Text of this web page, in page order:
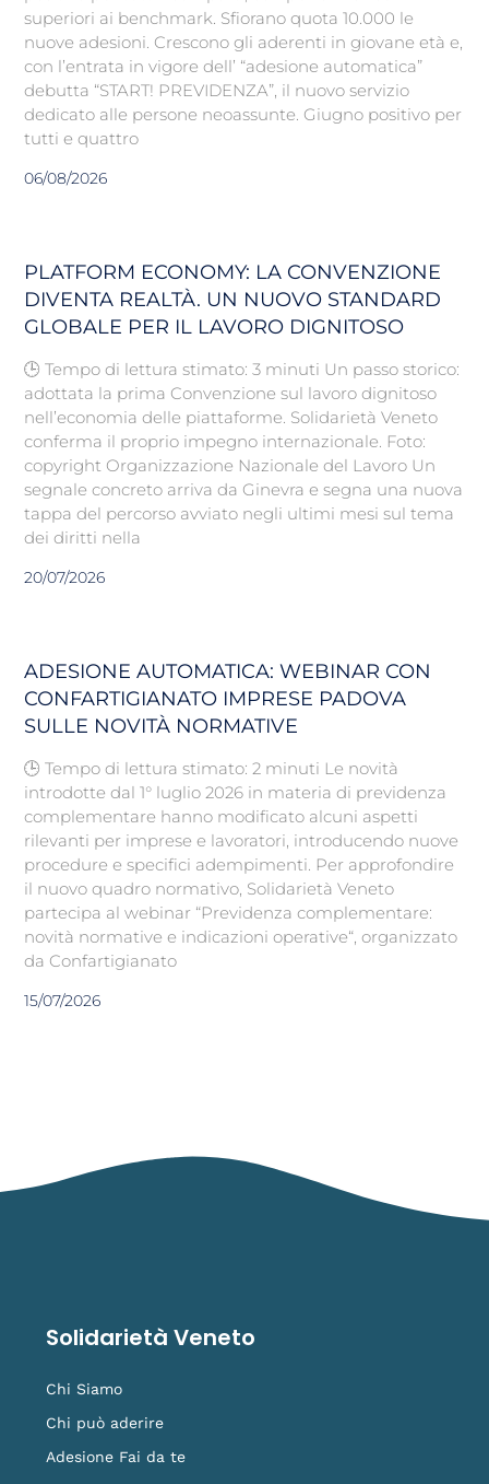
superiori ai benchmark. Sfiorano quota 10.000 le
nuove adesioni. Crescono gli aderenti in giovane età e,
con l’entrata in vigore dell’ “adesione automatica”
debutta “START! PREVIDENZA”, il nuovo servizio
dedicato alle persone neoassunte. Giugno positivo per
tutti e quattro
06/08/2026
PLATFORM ECONOMY: LA CONVENZIONE
DIVENTA REALTÀ. UN NUOVO STANDARD
GLOBALE PER IL LAVORO DIGNITOSO
🕒 Tempo di lettura stimato: 3 minuti Un passo storico:
adottata la prima Convenzione sul lavoro dignitoso
nell’economia delle piattaforme. Solidarietà Veneto
conferma il proprio impegno internazionale. Foto:
copyright Organizzazione Nazionale del Lavoro Un
segnale concreto arriva da Ginevra e segna una nuova
tappa del percorso avviato negli ultimi mesi sul tema
dei diritti nella
20/07/2026
ADESIONE AUTOMATICA: WEBINAR CON
CONFARTIGIANATO IMPRESE PADOVA
SULLE NOVITÀ NORMATIVE
🕒 Tempo di lettura stimato: 2 minuti Le novità
introdotte dal 1° luglio 2026 in materia di previdenza
complementare hanno modificato alcuni aspetti
rilevanti per imprese e lavoratori, introducendo nuove
procedure e specifici adempimenti. Per approfondire
il nuovo quadro normativo, Solidarietà Veneto
partecipa al webinar “Previdenza complementare:
novità normative e indicazioni operative“, organizzato
da Confartigianato
15/07/2026
Solidarietà Veneto
Chi Siamo
Chi può aderire
Adesione Fai da te